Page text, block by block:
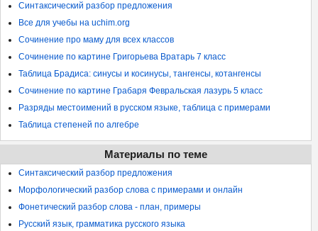
Синтаксический разбор предложения
Все для учебы на uchim.org
Сочинение про маму для всех классов
Сочинение по картине Григорьева Вратарь 7 класс
Таблица Брадиса: синусы и косинусы, тангенсы, котангенсы
Сочинение по картине Грабаря Февральская лазурь 5 класс
Разряды местоимений в русском языке, таблица с примерами
Таблица степеней по алгебре
Материалы по теме
Синтаксический разбор предложения
Морфологический разбор слова с примерами и онлайн
Фонетический разбор слова - план, примеры
Русский язык, грамматика русского языка